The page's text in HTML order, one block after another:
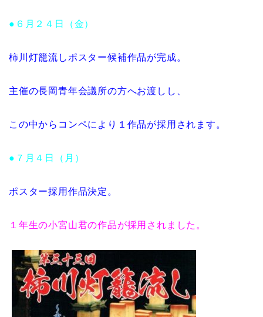
●６月２４日（金）
柿川灯籠流しポスター候補作品が完成。
主催の長岡青年会議所の方へお渡しし、
この中からコンペにより１作品が採用されます。
●７月４日（月）
ポスター採用作品決定。
１年生の小宮山君の作品が採用されました。